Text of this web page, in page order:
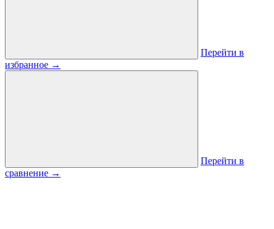
Перейти в
избранное →
Перейти в
сравнение →